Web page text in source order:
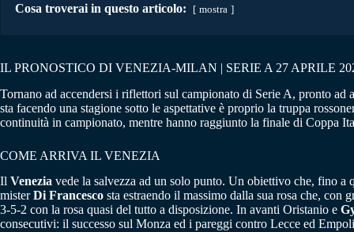
Cosa troverai in questo articolo: mostra
IL PRONOSTICO DI VENEZIA-MILAN | SERIE A 27 APRILE
Tornano ad accendersi i riflettori sul campionato di Serie A, pronto
sta facendo una stagione sotto le aspettative è proprio la truppa
continuità in campionato, mentre hanno raggiunto la finale di Coppa
COME ARRIVA IL VENEZIA
Il Venezia vede la salvezza ad un solo punto. Un obiettivo che, fino a
misterDi Francesco sta estraendo il massimo dalla sua rosa che,
3-5-2 con la rosa quasi del tutto a disposizione. In avanti Oristanio e
consecutivi: il successo sul Monza ed i pareggi contro Lecce ed